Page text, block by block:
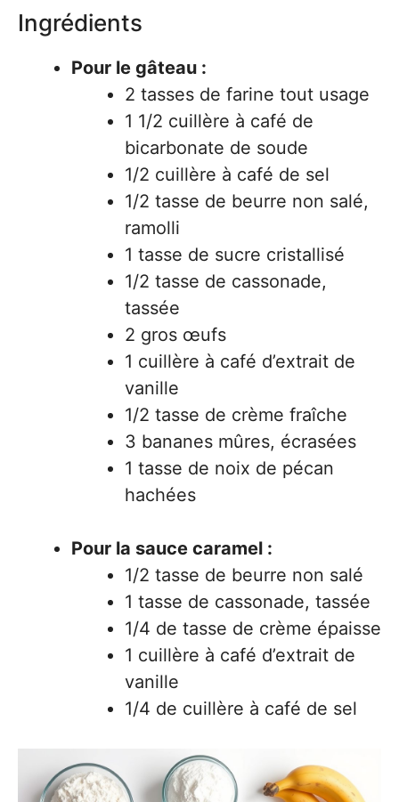
Ingrédients
Pour le gâteau :
2 tasses de farine tout usage
1 1/2 cuillère à café de
bicarbonate de soude
1/2 cuillère à café de sel
1/2 tasse de beurre non salé,
ramolli
1 tasse de sucre cristallisé
1/2 tasse de cassonade,
tassée
2 gros œufs
1 cuillère à café d’extrait de
vanille
1/2 tasse de crème fraîche
3 bananes mûres, écrasées
1 tasse de noix de pécan
hachées
Pour la sauce caramel :
1/2 tasse de beurre non salé
1 tasse de cassonade, tassée
1/4 de tasse de crème épaisse
1 cuillère à café d’extrait de
vanille
1/4 de cuillère à café de sel